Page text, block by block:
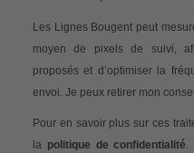
Les Lignes Bougent peut
moyen de pixels de suivi,
proposés et d’optimiser la
envoi. Je peux retirer mon
Pour en savoir plus sur ces
la politique de confidentialité.